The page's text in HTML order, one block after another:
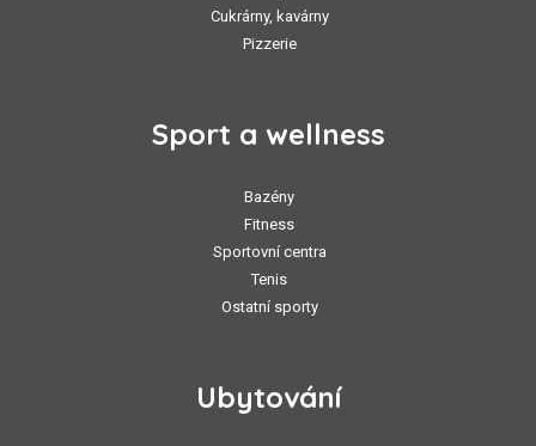
Cukrárny, kavárny
Pizzerie
Sport a wellness
Bazény
Fitness
Sportovní centra
Tenis
Ostatní sporty
Ubytování